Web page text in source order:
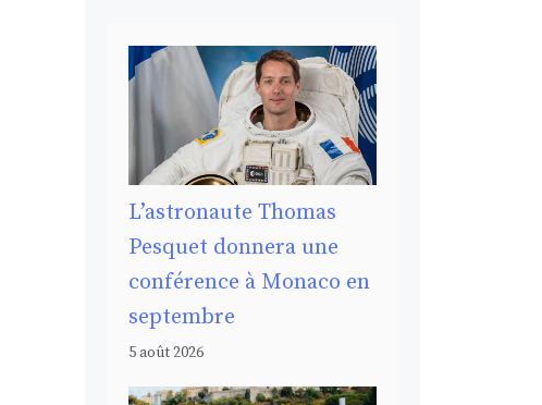
L’astronaute Thomas
Pesquet donnera une
conférence à Monaco en
septembre
5 août 2026